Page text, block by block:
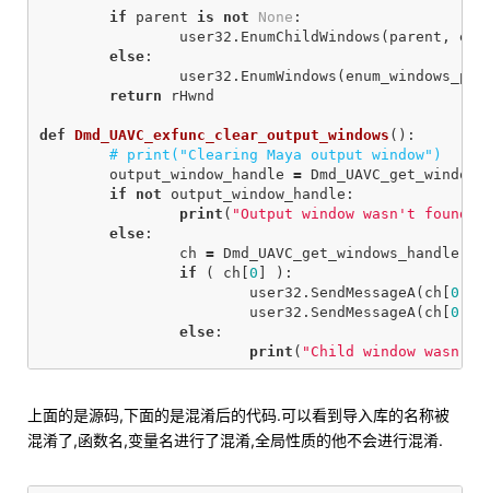
if parent is not None :
user32 . EnumChildWindows ( parent ,
else :
user32 . EnumWindows (
return
rHwnd
def Dmd_UAVC_exfunc_clear_output_windows ():
output_window_handle =
if
not output_window_handle :
print ( "Output window wasn't found"
else :
ch = Dmd_UAVC_get_windows_handle
if
( ch 0
):
user32 . SendMessageA( ch 0
user32 . SendMessageA( ch 0
else :
print ( "Child window wasn't
上面的是源码,下面的是混淆后的代码.可以看到导入库的名称被
混淆了,函数名,变量名进行了混淆,全局性质的他不会进行混淆.